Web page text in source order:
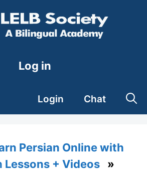
Log in
Login Chat
Persian Online with
Lessons + Videos »